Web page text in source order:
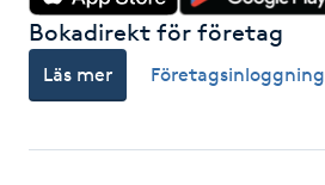
Frekvensterapi
Friskvård
Friskvårdsmassage
Bokadirekt för företag
Läs mer Företagsinloggning